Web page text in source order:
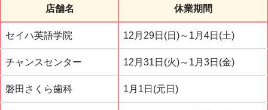
店舗名 休業期間
セイハ英語学院 12月29日(日)～1月4日(土)
チャンスセンター 12月31日(火)～1月3日(金)
磐田さくら歯科 1月1日(元日)